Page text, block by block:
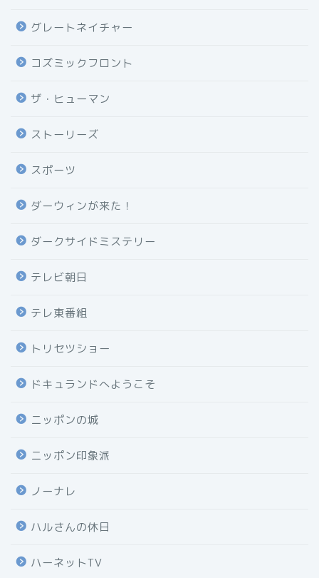
グレートネイチャー
コズミックフロント
ザ・ヒューマン
ストーリーズ
スポーツ
ダーウィンが来た！
ダークサイドミステリー
テレビ朝日
テレ東番組
トリセツショー
ドキュランドへようこそ
ニッポンの城
ニッポン印象派
ノーナレ
ハルさんの休日
ハーネットTV